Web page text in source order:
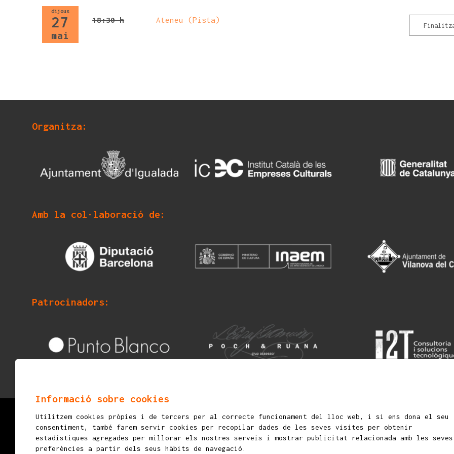
dijous
27
mai
18:30 h Ateneu (Pista)
Organitza:
Amb la col·laboració de:
Patrocinadors:
© 2026mostraigualada.cat - Fira d’espectacles infantils i juvenils
Servei de Cultura - Ajuntament d'Igualada
Plaça de Sant Miquel, 12 2n pis
Informació sobre cookies
Utilitzem cookies pròpies i de tercers per al correcte funcionament del lloc web, i si ens dona el seu
consentiment, també farem servir cookies per recopilar dades de les seves visites per obtenir
estadístiques agregades per millorar els nostres serveis i mostrar publicitat relacionada amb les seves
preferències a partir dels seus hàbits de navegació.